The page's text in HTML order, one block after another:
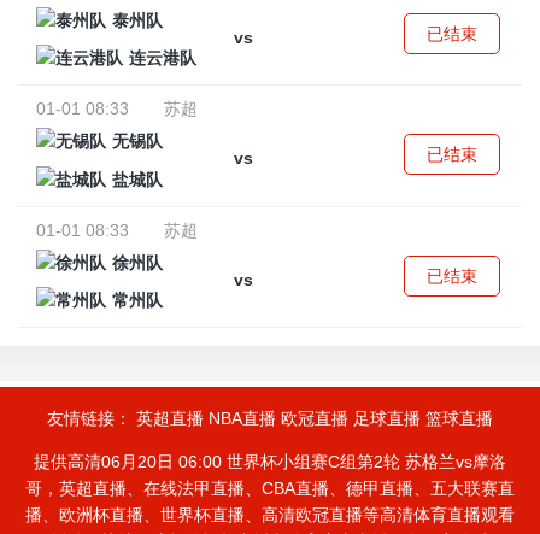
泰州队
vs
连云港队
已结束
01-01 08:33
苏超
无锡队
vs
盐城队
已结束
01-01 08:33
苏超
徐州队
vs
常州队
已结束
友情链接： 英超直播 NBA直播 欧冠直播 足球直播 篮球直播
提供高清06月20日 06:00 世界杯小组赛C组第2轮 苏格兰vs摩洛
哥，英超直播、在线法甲直播、CBA直播、德甲直播、五大联赛直
播、欧洲杯直播、世界杯直播、高清欧冠直播等高清体育直播观看